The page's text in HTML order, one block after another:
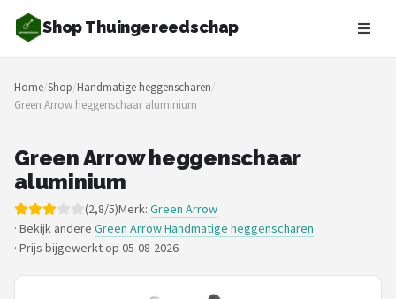
Shop Thuingereedschap
Zoeken
NAVIGATIE
Merken
Blog
Borderplanten
Home/Shop/Handmatige heggenscharen/
Green Arrow heggenschaar aluminium
Green Arrow heggenschaar
aluminium
(2,8/5)Merk: Green Arrow
· Bekijk andere Green Arrow Handmatige heggenscharen
· Prijs bijgewerkt op 05-08-2026